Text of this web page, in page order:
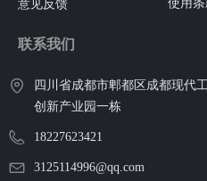
意见反馈 使用条
联系我们
四川省成都市郫都区成都现代
创新产业园一栋
18227623421
3125114996@qq.com